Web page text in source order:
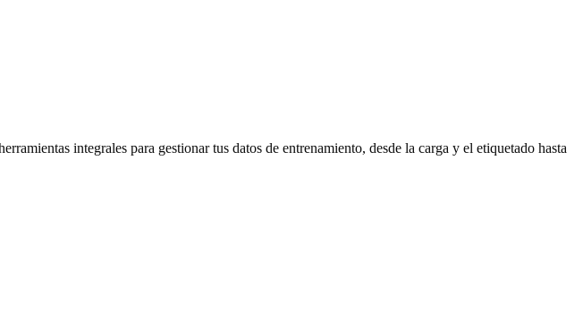
integrales para gestionar tus datos de entrenamiento, desde la carga y el etiquetado hasta